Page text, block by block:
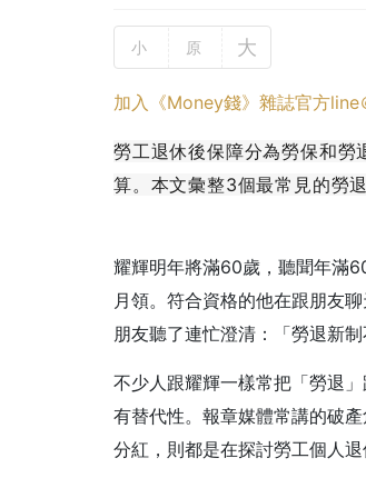
小 原 大
加入《Money錢》雜誌官方line
勞工退休後保障分為勞保和勞
算。本文彙整3個最常見的勞
耀輝明年將滿60歲，聽聞年滿
月領。符合資格的他在跟朋友
朋友聽了連忙澄清：「勞退新
不少人跟耀輝一樣常把「勞退
有替代性。報章媒體常講的破
分紅，則都是在探討勞工個人